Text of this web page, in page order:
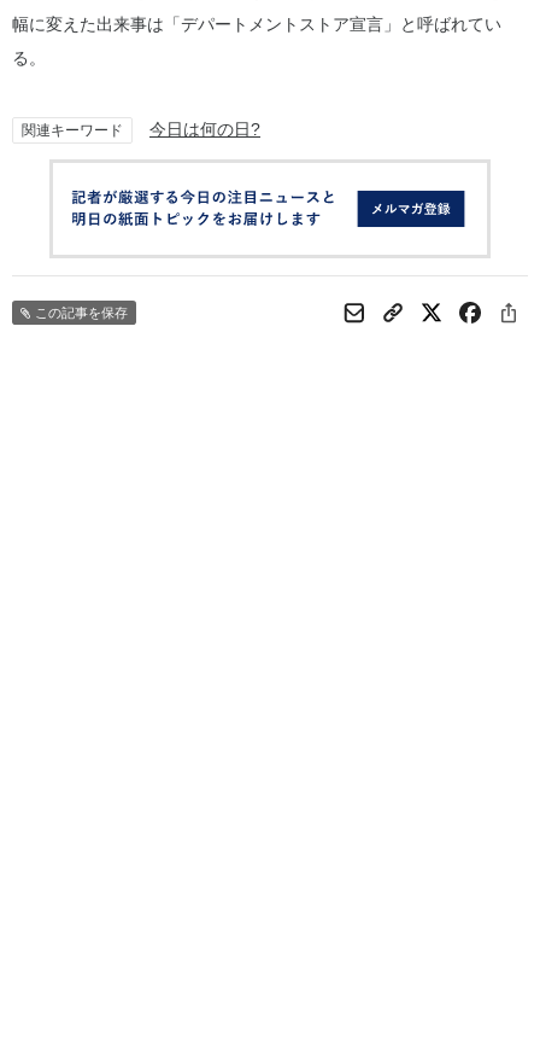
幅に変えた出来事は「デパートメントストア宣言」と呼ばれてい
る。
関連キーワード 今日は何の日?
この記事を保存